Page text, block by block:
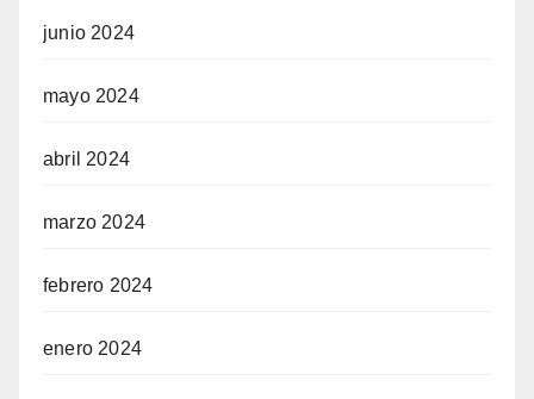
junio 2024
mayo 2024
abril 2024
marzo 2024
febrero 2024
enero 2024